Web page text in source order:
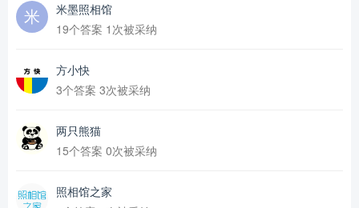
米墨照相馆
19个答案 1次被采纳
方小快
3个答案 3次被采纳
两只熊猫
15个答案 0次被采纳
照相馆之家